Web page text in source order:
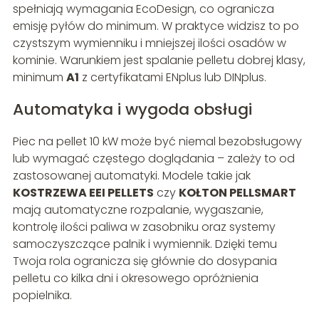
spełniają wymagania EcoDesign, co ogranicza
emisję pyłów do minimum. W praktyce widzisz to po
czystszym wymienniku i mniejszej ilości osadów w
kominie. Warunkiem jest spalanie pelletu dobrej klasy,
minimum A1 z certyfikatami ENplus lub DINplus.
Automatyka i wygoda obsługi
Piec na pellet 10 kW może być niemal bezobsługowy
lub wymagać częstego doglądania – zależy to od
zastosowanej automatyki. Modele takie jak
KOSTRZEWA EEI PELLETS czy KOŁTON PELLSMART
mają automatyczne rozpalanie, wygaszanie,
kontrolę ilości paliwa w zasobniku oraz systemy
samoczyszczące palnik i wymiennik. Dzięki temu
Twoja rola ogranicza się głównie do dosypania
pelletu co kilka dni i okresowego opróżnienia
popielnika.